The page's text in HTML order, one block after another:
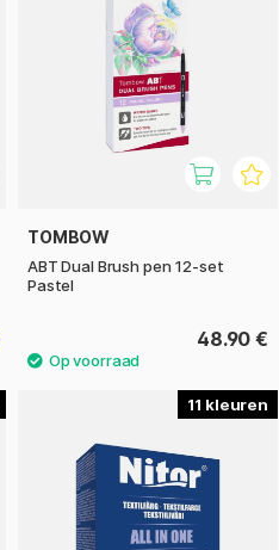
TOMBOW
ABT Dual Brush pen 12-set
Pastel
48.90 €
11